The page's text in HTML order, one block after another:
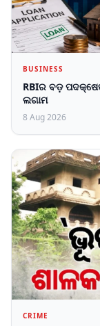
BUSINESS
RBIର ବଡ଼
ଲଗାମ
8 Aug 2026
CRIME